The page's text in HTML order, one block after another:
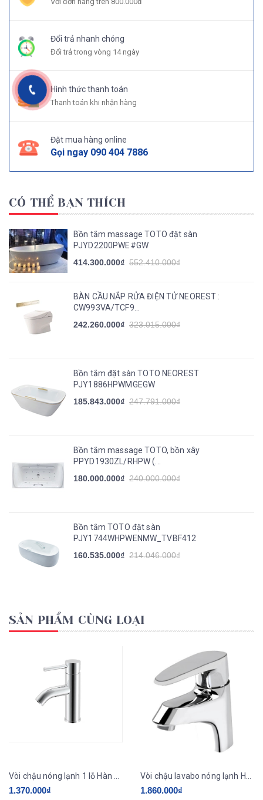
Đổi trả nhanh chóng
Đổi trả trong vòng 14 ngày
Hình thức thanh toán
Thanh toán khi nhận hàng
Đặt mua hàng online
Gọi ngay 090 404 7886
CÓ THỂ BẠN THÍCH
Bồn tắm massage TOTO đặt sàn
PJYD2200PWE#GW
414.300.000₫ 552.410.000₫
BÀN CẦU NẮP RỬA ĐIỆN TỬ NEOREST :
CW993VA/TCF9...
242.260.000₫ 323.015.000₫
Bồn tắm đặt sàn TOTO NEOREST
PJY1886HPWMGEGW
185.843.000₫ 247.791.000₫
Bồn tắm massage TOTO, bồn xây
PPYD1930ZL/RHPW (...
180.000.000₫ 240.000.000₫
Bồn tắm TOTO đặt sàn
PJY1744WHPWENMW_TVBF412
160.535.000₫ 214.046.000₫
SẢN PHẨM CÙNG LOẠI
1.370.000₫ 1.860.000₫